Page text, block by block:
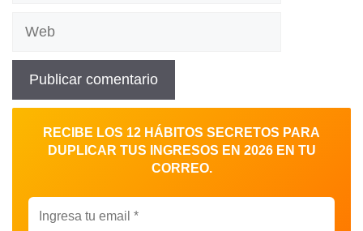
RECIBE LOS 12 HÁBITOS SECRETOS PARA
DUPLICAR TUS INGRESOS EN 2026 EN TU
CORREO.